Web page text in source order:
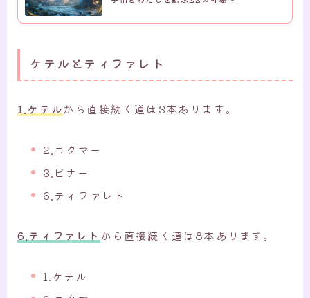
ケテルとティファレト
1.ケテルから直接続く道は3本あります。
2.コクマー
3.ビナー
6.ティファレト
6.ティファレト から直接続く道は8本あります。
1.ケテル